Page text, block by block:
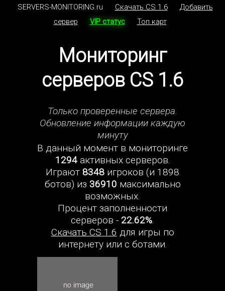
SERVERS-MONITORING.ru Скачать CS 1.6
Добавить
сервер
VIP статус Топ карт
Мониторинг
серверов CS 1.6
Только проверенные сервера.
Обновление информации каждую
минуту
В данный момент в мониторинге
1294активных серверов.
Играют 8348 игроков (и 1898
ботов) из 36910 максимально
возможных.
Процент заполненности
серверов - 22.62%.
Скачать CS 1.6 для игры по
интернету или с ботами.